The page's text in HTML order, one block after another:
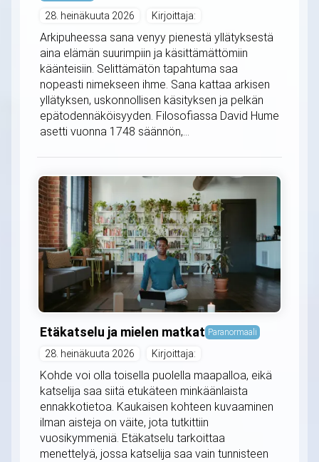
28. heinäkuuta 2026 Kirjoittaja:
Arkipuheessa sana venyy pienestä yllätyksestä
aina elämän suurimpiin ja käsittämättömiin
käänteisiin. Selittämätön tapahtuma saa
nopeasti nimekseen ihme. Sana kattaa arkisen
yllätyksen, uskonnollisen käsityksen ja pelkän
epätodennäköisyyden. Filosofiassa David Hume
asetti vuonna 1748 säännön,...
Etäkatselu ja mielen matkat Paranormaali
28. heinäkuuta 2026 Kirjoittaja:
Kohde voi olla toisella puolella maapalloa, eikä
katselija saa siitä etukäteen minkäänlaista
ennakkotietoa. Kaukaisen kohteen kuvaaminen
ilman aisteja on väite, jota tutkittiin
vuosikymmeniä. Etäkatselu tarkoittaa
menettelyä, jossa katselija saa vain tunnisteen